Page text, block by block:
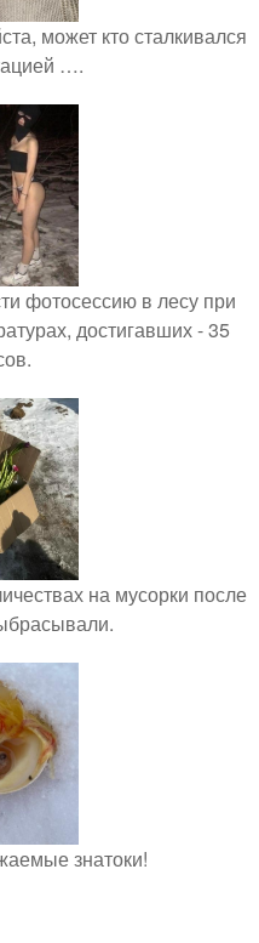
может кто сталкивался
….
фотосессию в лесу при
достигавших - 35
на мусорки после
знатоки!